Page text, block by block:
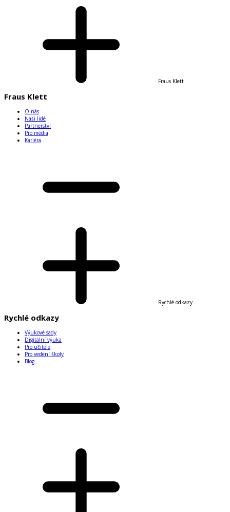
Fraus Klett
Fraus Klett
O nás
Naši lidé
Partnerství
Pro média
Kariéra
Rychlé odkazy
Rychlé odkazy
Výukové sady
Digitální výuka
Pro učitele
Pro vedení školy
Blog